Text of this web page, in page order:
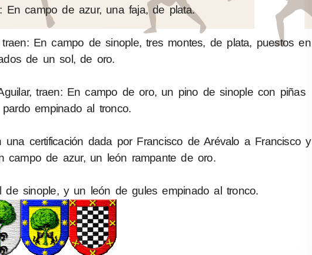
En campo de azur, una faja, de plata.
En campo de sinople, tres montes, de plata, puestos en
de un sol, de oro.
traen: En campo de oro, un pino de sinople con piñas
empinado al tronco.
certificación dada por Francisco de Arévalo a Francisco y
campo de azur, un león rampante de oro.
sinople, y un león de gules empinado al tronco.